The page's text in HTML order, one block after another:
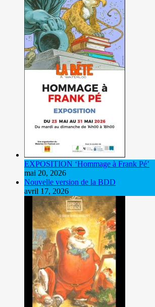
EXPOSITION ‘Hommage à Frank Pé’
mai 20, 2026
Nouvelle version de la BDD
avril 17, 2026